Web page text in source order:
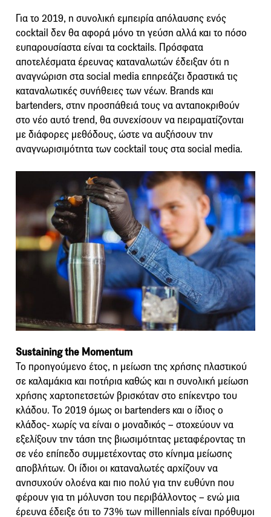
Για το 2019, η συνολική εμπειρία απόλαυσης ενός
cocktail δεν θα αφορά μόνο τη γεύση αλλά και το πόσο
ευπαρουσίαστα είναι τα cocktails. Πρόσφατα
αποτελέσματα έρευνας καταναλωτών έδειξαν ότι η
αναγνώριση στα social media επηρεάζει δραστικά τις
καταναλωτικές συνήθειες των νέων. Brands και
bartenders, στην προσπάθειά τους να ανταποκριθούν
στο νέο αυτό trend, θα συνεχίσουν να πειραματίζονται
με διάφορες μεθόδους, ώστε να αυξήσουν την
αναγνωρισιμότητα των cocktail τους στα social media.
Sustaining the Momentum
Το προηγούμενο έτος, η μείωση της χρήσης πλαστικού
σε καλαμάκια και ποτήρια καθώς και η συνολική μείωση
χρήσης χαρτοπετσετών βρισκόταν στο επίκεντρο του
κλάδου. Το 2019 όμως οι bartenders και ο ίδιος ο
κλάδος- χωρίς να είναι ο μοναδικός – στοχεύουν να
εξελίξουν την τάση της βιωσιμότητας μεταφέροντας τη
σε νέο επίπεδο συμμετέχοντας στο κίνημα μείωσης
αποβλήτων. Οι ίδιοι οι καταναλωτές αρχίζουν να
ανησυχούν ολοένα και πιο πολύ για την ευθύνη που
φέρουν για τη μόλυνση του περιβάλλοντος – ενώ μια
έρευνα έδειξε ότι το 73% των millennials είναι πρόθυμοι